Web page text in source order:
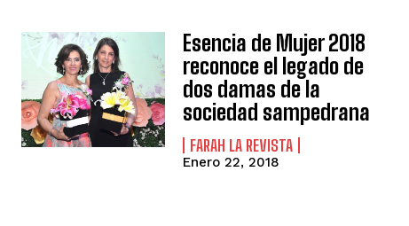
Esencia de Mujer 2018
reconoce el legado de
dos damas de la
sociedad sampedrana
FARAH LA REVISTA
Enero 22, 2018